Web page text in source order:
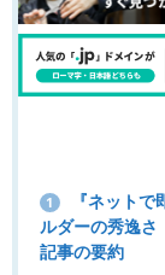
1
『ネット
ルダーの秀逸
記事の要約